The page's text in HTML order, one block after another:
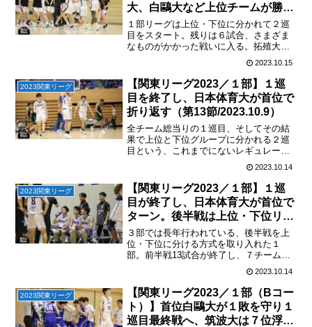
大、白鷗大など上位チームが勝
利、大東文化大は競り負け（第14
節/2023.10.14）
１部リーグは上位・下位に分かれて２巡
目をスタート。残りは６試合、さまざま
なものがかかった戦いに入る。拓殖大が
明治大に勝利して第12節の雪辱を果たす
10/8の第12節で明治大に逆転負けを喫し
た拓殖大が、すぐさま明治大と再戦。1Q
は互角のところ...
2023.10.15
2023関東リーグ
【関東リーグ2023／１部】１巡
目を終了し、日本体育大が首位で
折り返す（第13節/2023.10.9）
全チーム総当りの１巡目、そしてその結
果で上位と下位グループに分かれる２巡
目という、これまでにないレギュレーシ
ョンに挑んでいる関東１部リーグ。１巡
目の最終節を終了し、日本体育大が首位
で折り返した。２巡目は勝敗にかかわら
ず、各グループ内で順位が...
2023.10.14
2023関東リーグ
【関東リーグ2023／１部】１巡
目が終了し、日本体育大が首位で
ターン。後半戦は上位・下位リー
グに分かれた戦いに（１巡目結
果）
３部では長年行われている、後半戦を上
位・下位に分ける方式を取り入れた１
部。前半戦13試合が終了し、７チームで
構成されるグループが決定。２巡目、残
り６試合は実力の似た相手しかいないた
め、勝負はこれまでになくシビアになる
ことが予想される。下位は...
2023.10.14
2023関東リーグ
【関東リーグ2023／１部（Bコー
ト）】首位白鷗大が１敗を守り１
巡目最終戦へ、筑波大は７位浮上